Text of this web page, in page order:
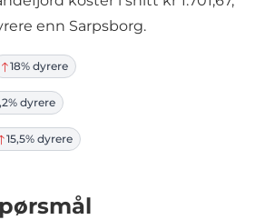
enn Sarpsborg.
18% dyrere
dyrere
15,5% dyrere